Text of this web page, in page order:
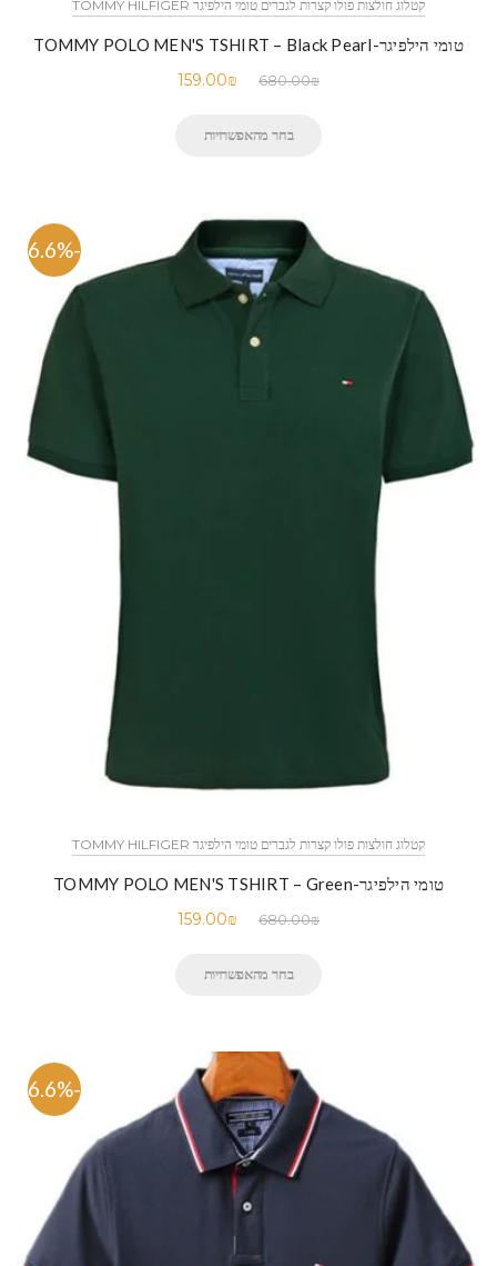
קטלוג חולצות פולו קצרות לגברים טומי הילפיגר TOMMY HILFIGER
טומי הילפיגר-TOMMY POLO MEN'S TSHIRT – Black Pearl
680.00₪
159.00₪
בחר מהאפשרויות
-76.6%
קטלוג חולצות פולו קצרות לגברים טומי הילפיגר TOMMY HILFIGER
טומי הילפיגר-TOMMY POLO MEN'S TSHIRT – Green
680.00₪
159.00₪
בחר מהאפשרויות
-76.6%